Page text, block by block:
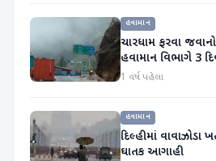
હવામાન
ચારધામ ફરવા જવાનો
હવામાન વિભાગે 3
1 વર્ષ પહેલા
હવામાન
દિલ્હીમાં વાવાઝોડા
ઘાતક આગાહી